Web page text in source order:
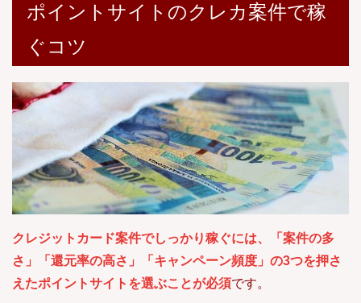
ポイントサイトのクレカ案件で稼
ぐコツ
クレジットカード案件でしっかり稼ぐには、「案件の多
さ」「還元率の高さ」「キャンペーン頻度」の3つを押さ
えたポイントサイトを選ぶことが必須です。